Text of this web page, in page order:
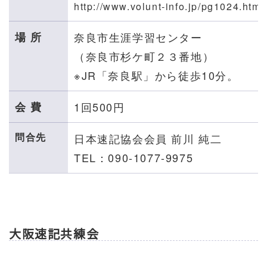
http://www.volunt-info.jp/pg1024.html
場 所
奈良市生涯学習センター
（奈良市杉ケ町２３番地）
※JR「奈良駅」から徒歩10分。
会 費 1回500円
問合先
日本速記協会会員 前川 純二
TEL：090-1077-9975
大阪速記共練会